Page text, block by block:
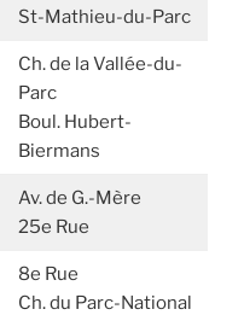
St-Mathieu-du-Parc
Ch. de la Vallée-du-
Parc
Boul. Hubert-
Biermans
Av. de G.-Mère
25e Rue
8e Rue
Ch. du Parc-National